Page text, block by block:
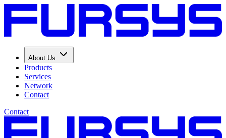
About Us
Products
Services
Network
Contact
Contact